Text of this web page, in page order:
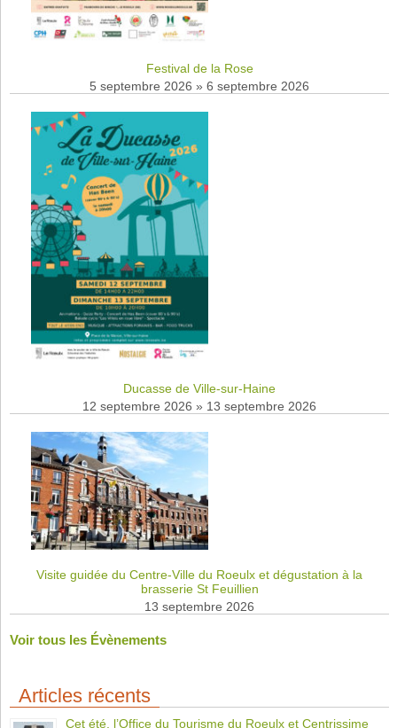
Festival de la Rose
5 septembre 2026 » 6 septembre 2026
Ducasse de Ville-sur-Haine
12 septembre 2026 » 13 septembre 2026
Visite guidée du Centre-Ville du Roeulx et dégustation à la
brasserie St Feuillien
13 septembre 2026
Voir tous les Évènements
Articles récents
Cet été, l’Office du Tourisme du Roeulx et Centrissime